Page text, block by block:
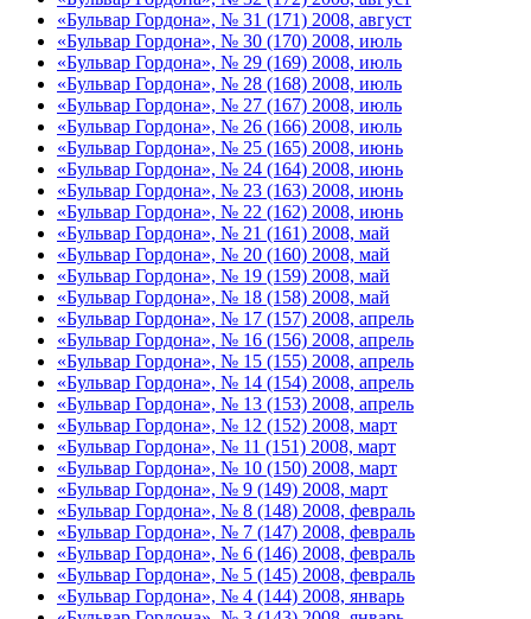
«Бульвар Гордона», № 31 (171) 2008, август
«Бульвар Гордона», № 30 (170) 2008, июль
«Бульвар Гордона», № 29 (169) 2008, июль
«Бульвар Гордона», № 28 (168) 2008, июль
«Бульвар Гордона», № 27 (167) 2008, июль
«Бульвар Гордона», № 26 (166) 2008, июль
«Бульвар Гордона», № 25 (165) 2008, июнь
«Бульвар Гордона», № 24 (164) 2008, июнь
«Бульвар Гордона», № 23 (163) 2008, июнь
«Бульвар Гордона», № 22 (162) 2008, июнь
«Бульвар Гордона», № 21 (161) 2008, май
«Бульвар Гордона», № 20 (160) 2008, май
«Бульвар Гордона», № 19 (159) 2008, май
«Бульвар Гордона», № 18 (158) 2008, май
«Бульвар Гордона», № 17 (157) 2008, апрель
«Бульвар Гордона», № 16 (156) 2008, апрель
«Бульвар Гордона», № 15 (155) 2008, апрель
«Бульвар Гордона», № 14 (154) 2008, апрель
«Бульвар Гордона», № 13 (153) 2008, апрель
«Бульвар Гордона», № 12 (152) 2008, март
«Бульвар Гордона», № 11 (151) 2008, март
«Бульвар Гордона», № 10 (150) 2008, март
«Бульвар Гордона», № 9 (149) 2008, март
«Бульвар Гордона», № 8 (148) 2008, февраль
«Бульвар Гордона», № 7 (147) 2008, февраль
«Бульвар Гордона», № 6 (146) 2008, февраль
«Бульвар Гордона», № 5 (145) 2008, февраль
«Бульвар Гордона», № 4 (144) 2008, январь